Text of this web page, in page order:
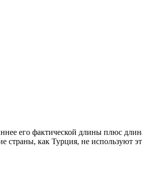
его фактической длины плюс
страны, как Турция, не используют